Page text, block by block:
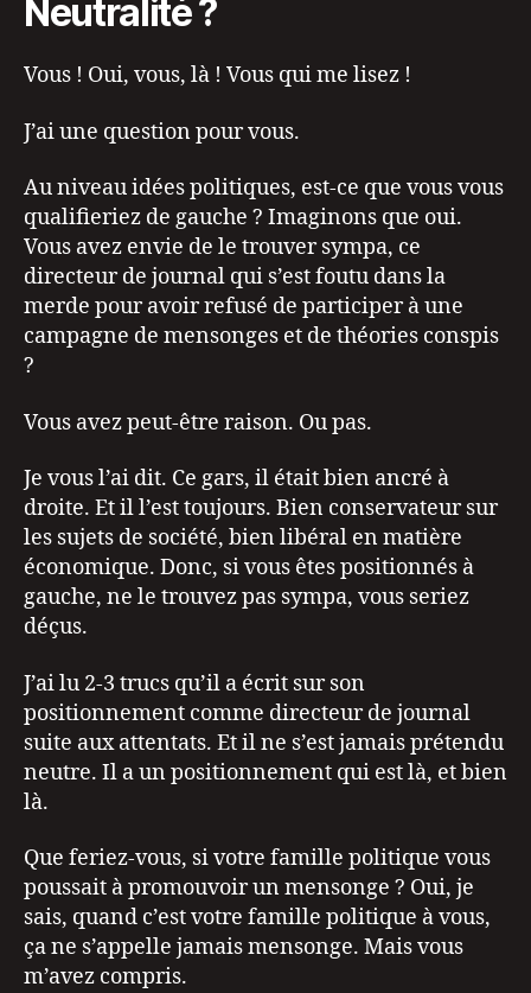
Neutralité ?
Vous ! Oui, vous, là ! Vous qui me lisez !
J’ai une question pour vous.
Au niveau idées politiques, est-ce que vous vous
qualifieriez de gauche ? Imaginons que oui.
Vous avez envie de le trouver sympa, ce
directeur de journal qui s’est foutu dans la
merde pour avoir refusé de participer à une
campagne de mensonges et de théories conspis
?
Vous avez peut-être raison. Ou pas.
Je vous l’ai dit. Ce gars, il était bien ancré à
droite. Et il l’est toujours. Bien conservateur sur
les sujets de société, bien libéral en matière
économique. Donc, si vous êtes positionnés à
gauche, ne le trouvez pas sympa, vous seriez
déçus.
J’ai lu 2-3 trucs qu’il a écrit sur son
positionnement comme directeur de journal
suite aux attentats. Et il ne s’est jamais prétendu
neutre. Il a un positionnement qui est là, et bien
là.
Que feriez-vous, si votre famille politique vous
poussait à promouvoir un mensonge ? Oui, je
sais, quand c’est votre famille politique à vous,
ça ne s’appelle jamais mensonge. Mais vous
m’avez compris.